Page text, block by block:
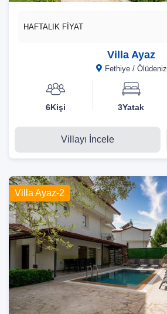
Villa Ayaz
Fethiye / Ölüdeniz
HAFTALIK FİYAT
6Kişi 3Yatak
Villayı İncele
Villa Ayaz-2